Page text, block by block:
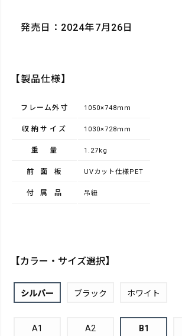
発売日：2024年7月26日
【製品仕様】
フレーム外寸 1050×748ｍｍ
収納サイズ 1030×728ｍｍ
重量 1.27kg
前面板 UVカット仕様PET
付属品 吊紐
【カラー・サイズ選択】
シルバー ブラック ホワイト
A1 A2 B1